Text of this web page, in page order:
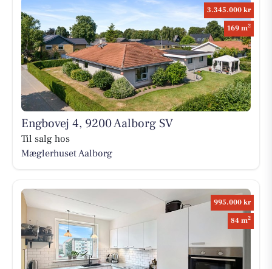
3.345.000 kr
169 m2
Engbovej 4, 9200 Aalborg SV
Til salg hos
Mæglerhuset Aalborg
995.000 kr
84 m2